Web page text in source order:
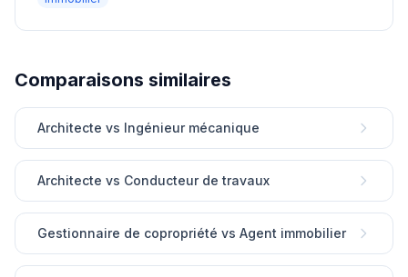
Comparaisons similaires
Architecte vs Ingénieur mécanique
Architecte vs Conducteur de travaux
Gestionnaire de copropriété vs Agent immobilier